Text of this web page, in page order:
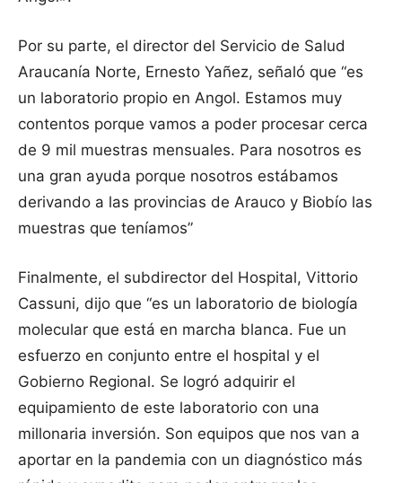
Por su parte, el director del Servicio de Salud
Araucanía Norte, Ernesto Yañez, señaló que “es
un laboratorio propio en Angol. Estamos muy
contentos porque vamos a poder procesar cerca
de 9 mil muestras mensuales. Para nosotros es
una gran ayuda porque nosotros estábamos
derivando a las provincias de Arauco y Biobío las
muestras que teníamos”
Finalmente, el subdirector del Hospital, Vittorio
Cassuni, dijo que “es un laboratorio de biología
molecular que está en marcha blanca. Fue un
esfuerzo en conjunto entre el hospital y el
Gobierno Regional. Se logró adquirir el
equipamiento de este laboratorio con una
millonaria inversión. Son equipos que nos van a
aportar en la pandemia con un diagnóstico más